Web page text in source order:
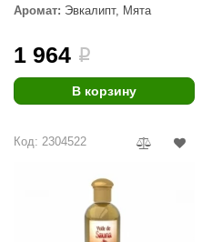
Аромат: Эвкалипт, Мята
1 964 i
В корзину
Код: 2304522